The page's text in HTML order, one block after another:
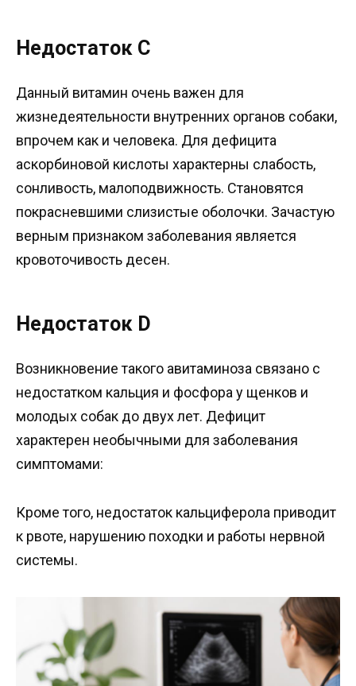
Недостаток C
Данный витамин очень важен для
жизнедеятельности внутренних органов собаки,
впрочем как и человека. Для дефицита
аскорбиновой кислоты характерны слабость,
сонливость, малоподвижность. Становятся
покрасневшими слизистые оболочки. Зачастую
верным признаком заболевания является
кровоточивость десен.
Недостаток D
Возникновение такого авитаминоза связано с
недостатком кальция и фосфора у щенков и
молодых собак до двух лет. Дефицит
характерен необычными для заболевания
симптомами:
Кроме того, недостаток кальциферола приводит
к рвоте, нарушению походки и работы нервной
системы.